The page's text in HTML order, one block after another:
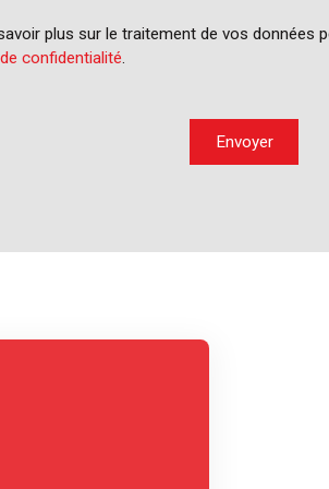
plus sur le traitement de vos données
confidentialité.
Envoyer